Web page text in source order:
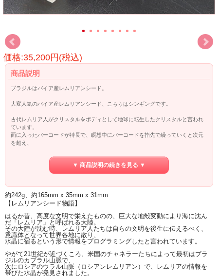
価格:35,200円(税込)
商品説明
ブラジルはバイア産レムリアンシード。
大変人気のバイア産レムリアンシード、こちらはシンギングです。
古代レムリア人がクリスタルをボディとして地球に転生したクリスタルと言われ
ています。
面に入ったバーコードが特長で、瞑想中にバーコードを指先で繰っていくと次元
を超え、
レムリアンシードの情報につては、ページ下部をご覧ください。
▼ 商品説明の続きを見る ▼
約242g、約165mm x 35mm x 31mm
【レムリアンシード物語】
はるか昔、高度な文明で栄えたものの、巨大な地殻変動により海に沈ん
だ「レムリア」と呼ばれる大陸。
その大陸が沈む時、レムリア人たちは自らの文明を後生に伝えるべく、
意識体となって世界各地に散り、
水晶に宿るという形で情報をプログラミングしたと言われています。
やがて21世紀が近づくころ、米国のチャネラーたちによって最初はブラ
ジルのカブラル山脈で、
次にロシアのウラル山脈（ロシアンレムリアン）で、レムリアの情報を
帯びた水晶が発見されました。